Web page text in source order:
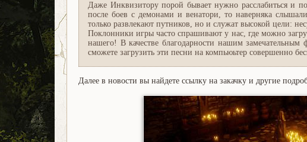
Даже Инквизитору порой бывает нужно расслабиться и
после боев с демонами и венатори, то наверняка
только развлекают путников, но и служат высокой цели:
Поклонники игры часто спрашивают у нас, где можно
нашего! В качестве благодарности нашим
сможете загрузить эти песни на компьюьтер совершенно
Далее в новости вы найдете ссылку на закачку и другие